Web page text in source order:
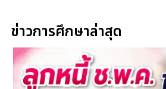
ข่าวการศึกษาล่าสุด